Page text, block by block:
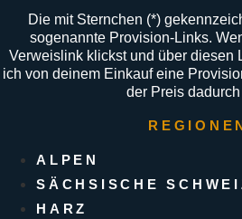
Die mit Sternchen (*)
sogenannte Provision-Links.
Verweislink klickst und über diesen
ich von deinem Einkauf eine
der Preis
ALPEN
SÄCHSISCHE
HARZ